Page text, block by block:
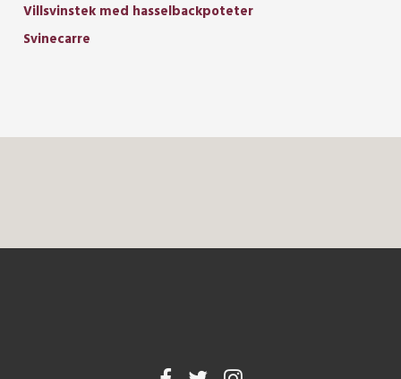
Villsvinstek med hasselbackpoteter
Svinecarre